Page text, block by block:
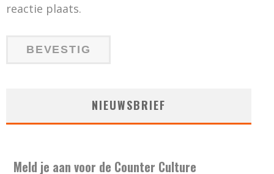
reactie plaats.
NIEUWSBRIEF
Meld je aan voor de Counter Culture